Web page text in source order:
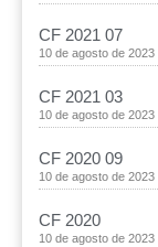
CF 2021 07
10 de agosto de 2023
CF 2021 03
10 de agosto de 2023
CF 2020 09
10 de agosto de 2023
CF 2020
10 de agosto de 2023